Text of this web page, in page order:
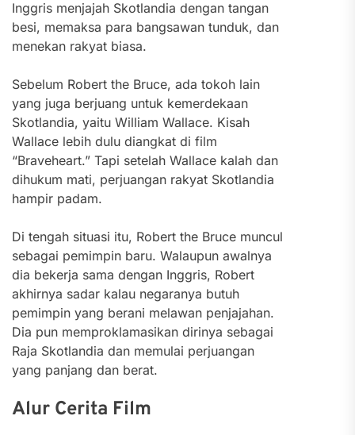
Inggris menjajah Skotlandia dengan tangan
besi, memaksa para bangsawan tunduk, dan
menekan rakyat biasa.
Sebelum Robert the Bruce, ada tokoh lain
yang juga berjuang untuk kemerdekaan
Skotlandia, yaitu William Wallace. Kisah
Wallace lebih dulu diangkat di film
“Braveheart.” Tapi setelah Wallace kalah dan
dihukum mati, perjuangan rakyat Skotlandia
hampir padam.
Di tengah situasi itu, Robert the Bruce muncul
sebagai pemimpin baru. Walaupun awalnya
dia bekerja sama dengan Inggris, Robert
akhirnya sadar kalau negaranya butuh
pemimpin yang berani melawan penjajahan.
Dia pun memproklamasikan dirinya sebagai
Raja Skotlandia dan memulai perjuangan
yang panjang dan berat.
Alur Cerita Film